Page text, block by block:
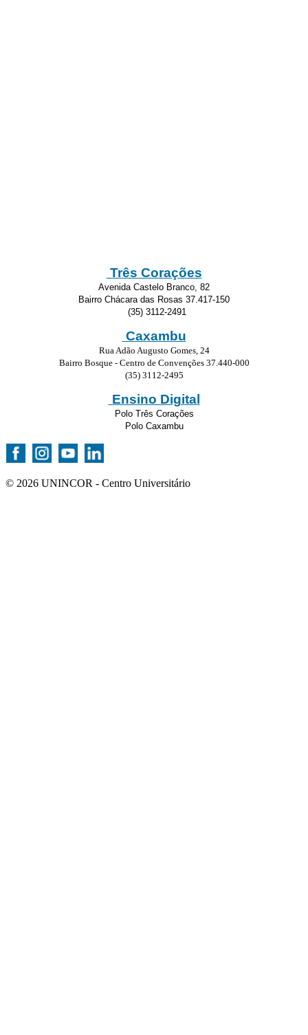
Três Corações
Avenida Castelo Branco, 82
Bairro Chácara das Rosas 37.417-150
(35) 3112-2491
Caxambu
Rua Adão Augusto Gomes, 24
Bairro Bosque - Centro de Convenções 37.440-000
(35) 3112-2495
Ensino Digital
Polo Três Corações
Polo Caxambu
© 2026 UNINCOR - Centro Universitário